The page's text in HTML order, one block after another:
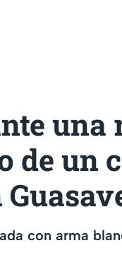
una
de un
con arma